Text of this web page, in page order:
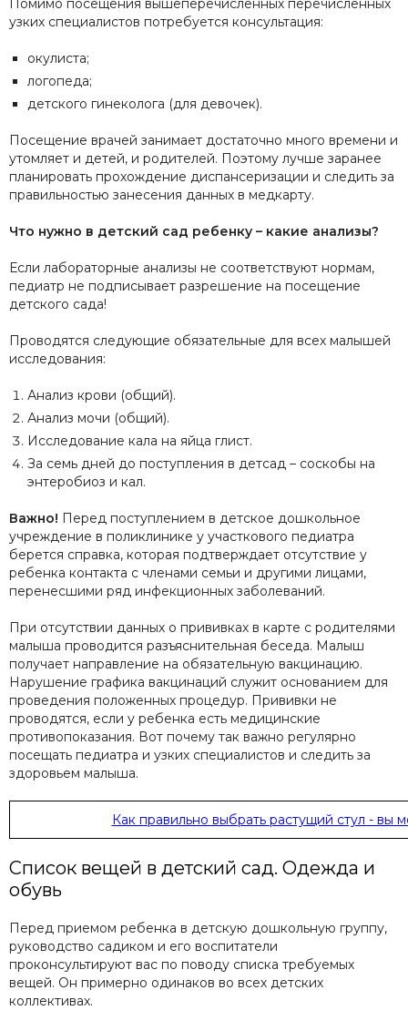
узких специалистов потребуется консультация:
окулиста;
логопеда;
детского гинеколога (для девочек).
Посещение врачей занимает достаточно много времени и
утомляет и детей, и родителей. Поэтому лучше заранее
планировать прохождение диспансеризации и следить за
правильностью занесения данных в медкарту.
Что нужно в детский сад ребенку – какие анализы?
Если лабораторные анализы не соответствуют нормам,
педиатр не подписывает разрешение на посещение
детского сада!
Проводятся следующие обязательные для всех малышей
исследования:
Анализ крови (общий).
Анализ мочи (общий).
Исследование кала на яйца глист.
За семь дней до поступления в детсад – соскобы на
энтеробиоз и кал.
Важно! Перед поступлением в детское дошкольное
учреждение в поликлинике у участкового педиатра
берется справка, которая подтверждает отсутствие у
ребенка контакта с членами семьи и другими лицами,
перенесшими ряд инфекционных заболеваний.
При отсутствии данных о прививках в карте с родителями
малыша проводится разъяснительная беседа. Малыш
получает направление на обязательную вакцинацию.
Нарушение графика вакцинаций служит основанием для
проведения положенных процедур. Прививки не
проводятся, если у ребенка есть медицинские
противопоказания. Вот почему так важно регулярно
посещать педиатра и узких специалистов и следить за
здоровьем малыша.
Как правильно выбрать растущий стул - вы
Список вещей в детский сад. Одежда и
обувь
Перед приемом ребенка в детскую дошкольную группу,
руководство садиком и его воспитатели
проконсультируют вас по поводу списка требуемых
вещей. Он примерно одинаков во всех детских
коллективах.